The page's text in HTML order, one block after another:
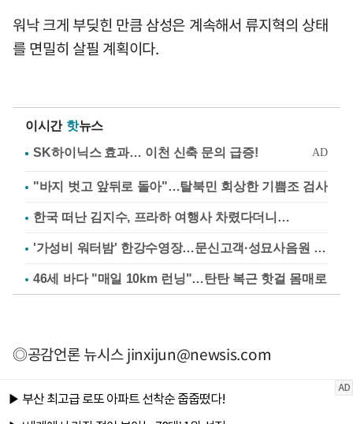
워낙 크게 부딪힌 만큼 삼성은 계속해서 류지혁의 상태
를 면밀히 살필 계획이다.
이시간 핫뉴스
"바지 벗고 앞뒤로 돌아"…탈북민 회상한 기쁨조 검사
한국 떠난 김지수, 프라하 여행사 차렸다더니…
'가성비 워터밤' 한강수영장…문신고객·성묘사음원 민원
46세 바다 "매일 10km 런닝"…탄탄 복근 핫걸 몸매로
◎공감언론 뉴시스jinxijun@newsis.com